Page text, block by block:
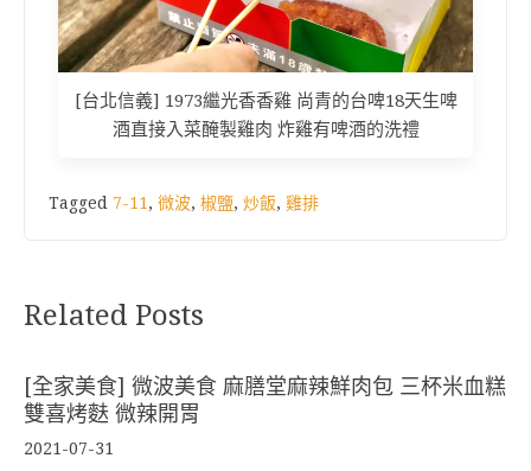
[台北信義] 1973繼光香香雞 尚青的台啤18天生啤
酒直接入菜醃製雞肉 炸雞有啤酒的洗禮
Tagged 7-11, 微波, 椒鹽, 炒飯, 雞排
Related Posts
[全家美食] 微波美食 麻膳堂麻辣鮮肉包 三杯米血糕
雙喜烤麩 微辣開胃
2021-07-31